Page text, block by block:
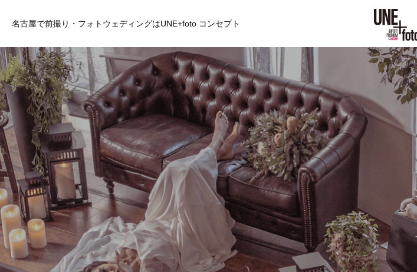
名古屋で前撮り・フォトウェディングはUNE+foto コンセプト